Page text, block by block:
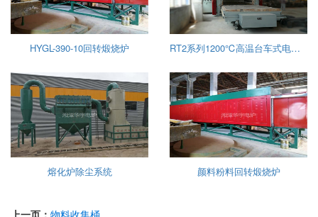
HYGL-390-10回转煅烧炉 RT2系列1200℃高温台车式电阻炉
熔化炉除尘系统 颜料粉料回转煅烧炉